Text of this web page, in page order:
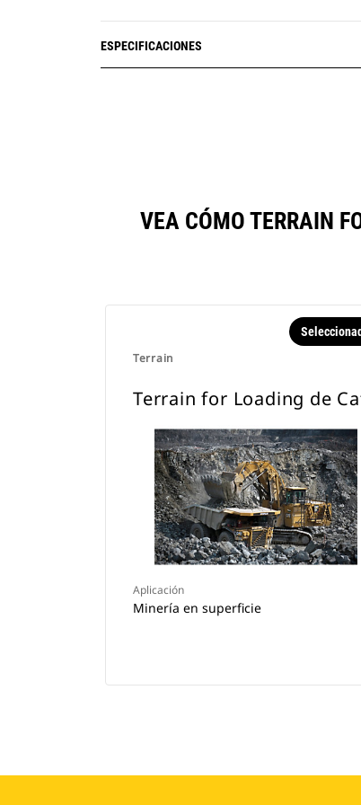
ESPECIFICACIONES
VEA CÓMO TERRAIN
Terrain
Terrain for Loading de
Aplicación
Minería en superficie